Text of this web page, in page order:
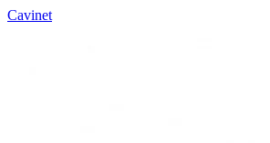
Cavinet